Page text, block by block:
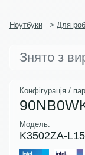
Ноутбуки > Для
Знято з
Конфігурація /
Модель:
K3502ZA-